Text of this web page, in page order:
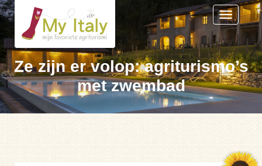
Toggle
navigation
Ze zijn er volop: agriturismo’s
met zwembad